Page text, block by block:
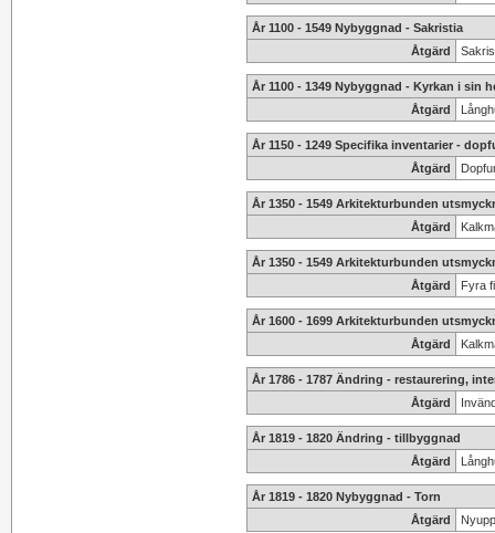
År 1100 - 1549 Nybyggnad - Sakristia
Åtgärd
År 1100 - 1349 Nybyggnad - Kyrkan i sin
Åtgärd
År 1150 - 1249 Specifika inventarier -
Åtgärd
År 1350 - 1549 Arkitekturbunden
Åtgärd
År 1350 - 1549 Arkitekturbunden
Åtgärd
Fyra
År 1600 - 1699 Arkitekturbunden
Åtgärd
År 1786 - 1787 Ändring - restaurering,
Åtgärd
År 1819 - 1820 Ändring - tillbyggnad
Åtgärd
År 1819 - 1820 Nybyggnad - Torn
Åtgärd